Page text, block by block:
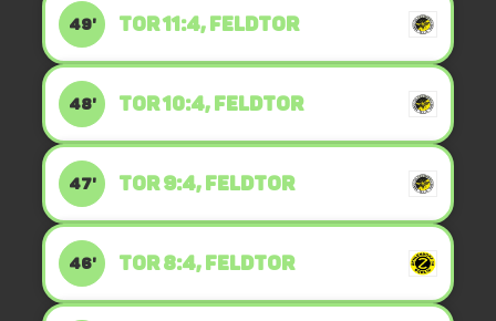
49' TOR 11:4, FELDTOR
48' TOR 10:4, FELDTOR
47' TOR 9:4, FELDTOR
46' TOR 8:4, FELDTOR